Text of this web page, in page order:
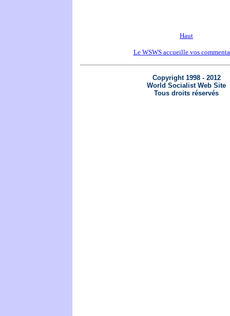
Haut
Le WSWS accueille vos
Copyright 1998 - 2012
World Socialist Web Site
Tous droits réservés